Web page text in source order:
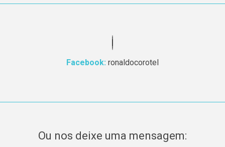
Facebook: ronaldocorotel
Ou nos deixe uma mensagem: